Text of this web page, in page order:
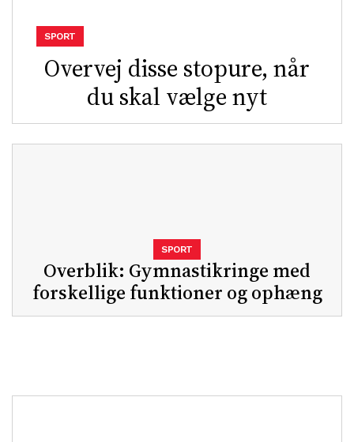
Overvej disse stopure, når
du skal vælge nyt
SPORT
Overblik: Gymnastikringe med
forskellige funktioner og ophæng
SPORT